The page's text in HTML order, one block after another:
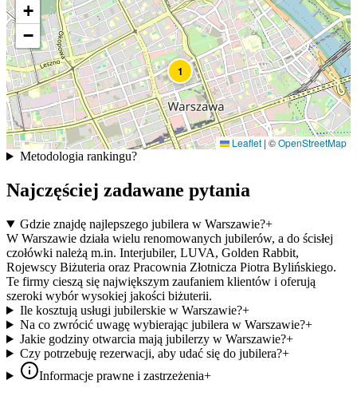
1
+
−
Leaflet | ©OpenStreetMap
Metodologia rankingu?
Najczęściej zadawane pytania
Gdzie znajdę najlepszego jubilera w Warszawie?+
W Warszawie działa wielu renomowanych jubilerów, a do ścisłej
czołówki należą m.in. Interjubiler, LUVA, Golden Rabbit,
Rojewscy Biżuteria oraz Pracownia Złotnicza Piotra Bylińskiego.
Te firmy cieszą się największym zaufaniem klientów i oferują
szeroki wybór wysokiej jakości biżuterii.
Ile kosztują usługi jubilerskie w Warszawie?+
Na co zwrócić uwagę wybierając jubilera w Warszawie?+
Jakie godziny otwarcia mają jubilerzy w Warszawie?+
Czy potrzebuję rezerwacji, aby udać się do jubilera?+
Informacje prawne i zastrzeżenia+